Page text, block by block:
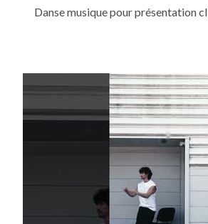
Danse musique pour présentation